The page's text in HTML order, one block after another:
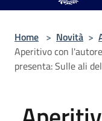
Home > Novità >
Aperitivo con
presenta: Sulle ali